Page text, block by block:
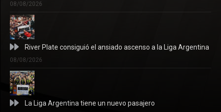
08/08/2026
River Plate consiguió el ansiado ascenso a la Liga Argentina
08/08/2026
La Liga Argentina tiene un nuevo pasajero